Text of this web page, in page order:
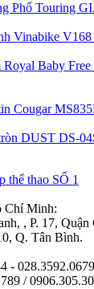
Phố Touring
Vinabike
Royal Baby
Cougar
DUST DS-
Chí Minh:
, P. 17, Quận
Q. Tân Bình.
- 028.3592.0679
/